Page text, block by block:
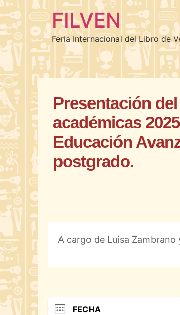
FILVEN
Feria Internacional del Libro de
Presentación
académicas
Educación
postgrado.
A cargo de Luisa Zambrano
FECHA